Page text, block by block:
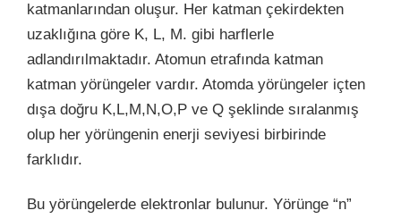
katmanlarından oluşur. Her katman çekirdekten
uzaklığına göre K, L, M. gibi harflerle
adlandırılmaktadır. Atomun etrafında katman
katman yörüngeler vardır. Atomda yörüngeler içten
dışa doğru K,L,M,N,O,P ve Q şeklinde sıralanmış
olup her yörüngenin enerji seviyesi birbirinde
farklıdır.
Bu yörüngelerde elektronlar bulunur. Yörünge “n”